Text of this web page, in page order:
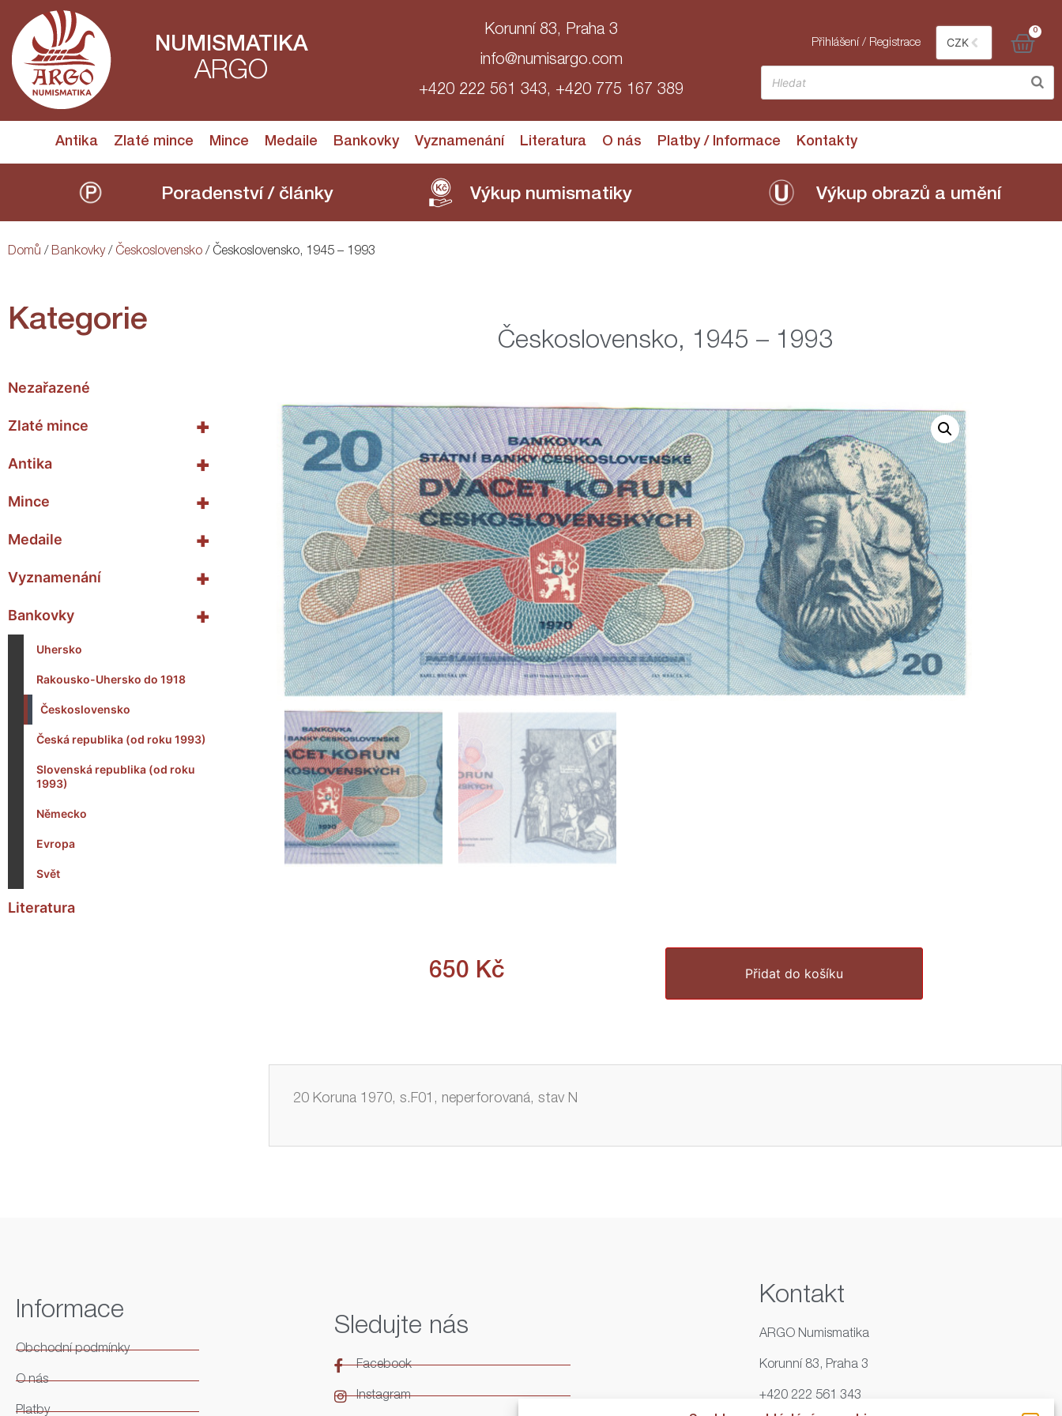
NUMISMATIKA
ARGO
Korunní 83, Praha 3
info@numisargo.com
+420 222 561 343, +420 775 167 389
Přihlášení / Registrace CZK
0
Antika Zlaté mince Mince Medaile Bankovky Vyznamenání Literatura O nás Platby / Informace Kontakty
Poradenství / články Výkup numismatiky Výkup obrazů a umění
Domů / Bankovky/ Československo / Československo, 1945 – 1993
Kategorie
Nezařazené
+
Zlaté mince
+
Antika
+
Mince
+
Medaile
+
Vyznamenání
+
Bankovky
Uhersko
Rakousko-Uhersko do 1918
Československo
Česká republika (od roku 1993)
Slovenská republika (od roku
1993)
Německo
Evropa
Svět
Literatura
Československo, 1945 – 1993
650 Kč Přidat do košíku
20 Koruna 1970, s.F01, neperforovaná, stav N
Informace
Obchodní podmínky
O nás
Platby
Sledujte nás
Facebook
Instagram
Kontakt
ARGO Numismatika
Korunní 83, Praha 3
+420 222 561 343